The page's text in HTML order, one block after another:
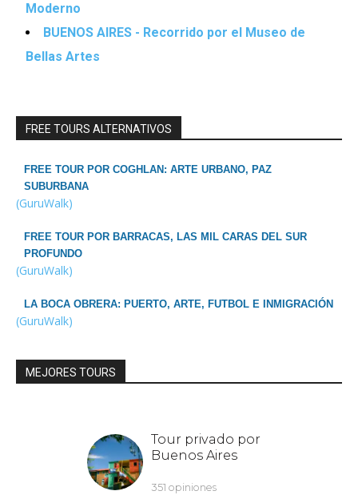
Moderno
BUENOS AIRES - Recorrido por el Museo de
Bellas Artes
FREE TOURS ALTERNATIVOS
FREE TOUR POR COGHLAN: ARTE URBANO, PAZ
SUBURBANA
(GuruWalk)
FREE TOUR POR BARRACAS, LAS MIL CARAS DEL SUR
PROFUNDO
(GuruWalk)
LA BOCA OBRERA: PUERTO, ARTE, FUTBOL E INMIGRACIÓN
(GuruWalk)
MEJORES TOURS